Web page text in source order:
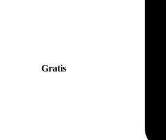
Gratis